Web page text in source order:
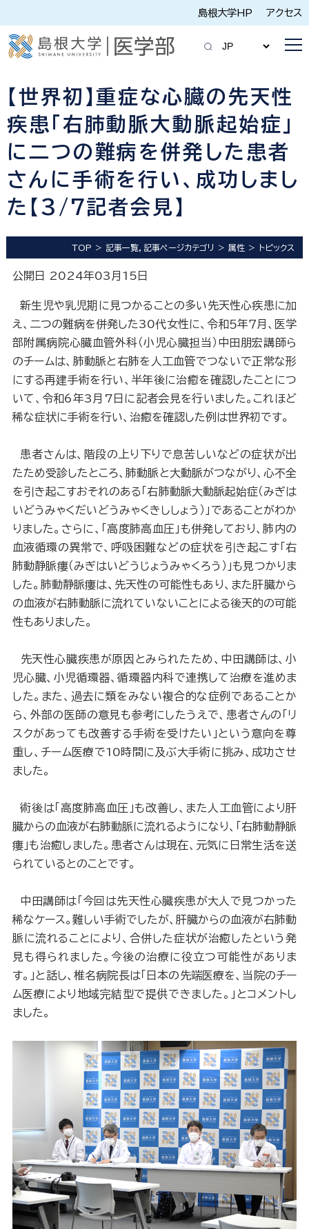
島根大学HP アクセス
【世界初】重症な心臓の先天性
疾患「右肺動脈大動脈起始症」
に二つの難病を併発した患者
さんに手術を行い、成功しまし
た【3/7記者会見】
TOP 記事一覧，記事ページカテゴリ 属性 トピックス
公開日 2024年03月15日
新生児や乳児期に見つかることの多い先天性心疾患に加
え、二つの難病を併発した30代女性に、令和５年７月、医学
部附属病院心臓血管外科（小児心臓担当）中田朋宏講師ら
のチームは、肺動脈と右肺を人工血管でつないで正常な形
にする再建手術を行い、半年後に治癒を確認したことにつ
いて、令和6年3月7日に記者会見を行いました。これほど
稀な症状に手術を行い、治癒を確認した例は世界初です。
患者さんは、階段の上り下りで息苦しいなどの症状が出
たため受診したところ、肺動脈と大動脈がつながり、心不全
を引き起こすおそれのある「右肺動脈大動脈起始症（みぎは
いどうみゃくだいどうみゃくきししょう）」であることがわか
りました。さらに、「高度肺高血圧」も併発しており、肺内の
血液循環の異常で、呼吸困難などの症状を引き起こす「右
肺動静脈瘻（みぎはいどうじょうみゃくろう）」も見つかりま
した。肺動静脈瘻は、先天性の可能性もあり、また肝臓から
の血液が右肺動脈に流れていないことによる後天的の可能
性もありました。
先天性心臓疾患が原因とみられたため、中田講師は、小
児心臓、小児循環器、循環器内科で連携して治療を進めま
した。また、過去に類をみない複合的な症例であることか
ら、外部の医師の意見も参考にしたうえで、患者さんの「リ
スクがあっても改善する手術を受けたい」という意向を尊
重し、チーム医療で10時間に及ぶ大手術に挑み、成功させ
ました。
術後は「高度肺高血圧」も改善し、また人工血管により肝
臓からの血液が右肺動脈に流れるようになり、「右肺動静脈
瘻」も治癒しました。患者さんは現在、元気に日常生活を送
られているとのことです。
中田講師は「今回は先天性心臓疾患が大人で見つかった
稀なケース。難しい手術でしたが、肝臓からの血液が右肺動
脈に流れることにより、合併した症状が治癒したという発
見も得られました。今後の治療に役立つ可能性がありま
す。」と話し、椎名病院長は「日本の先端医療を、当院のチー
ム医療により地域完結型で提供できました。」とコメントし
ました。